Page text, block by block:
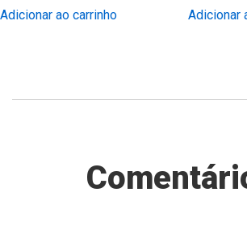
Adicionar ao carrinho Adicionar